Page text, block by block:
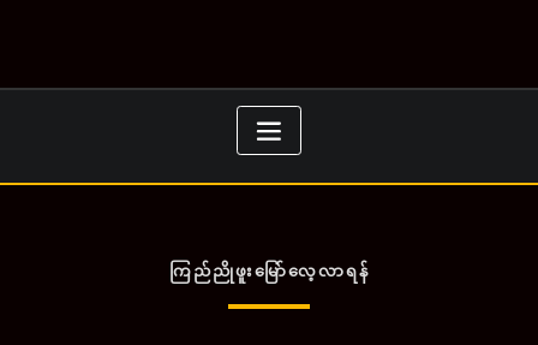
ကြည်ညိုဖူးမြော်လေ့လာရန်